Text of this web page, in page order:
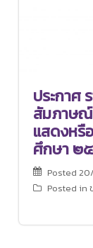
ประกาศ
สัมภาษณ์
แสดงหรื
ศึกษา ๒
Posted
Posted in